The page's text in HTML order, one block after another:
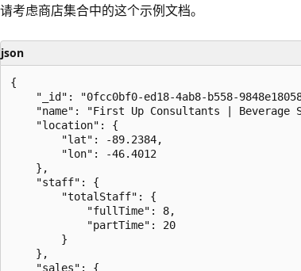
请考虑商店集合中的这个示例文档。
json
{
"_id": "0fcc0bf0-ed18-4ab8-b558-
"name": "First Up Consultants | Beverage
    "location": {
        "lat": -89.2384,
        "lon": -46.4012
    },
    "staff": {
        "totalStaff": {
            "fullTime": 8,
            "partTime": 20
        }
    },
    "sales": {